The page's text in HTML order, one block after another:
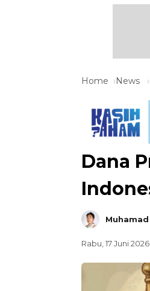
Home News
Dana
Muhamad
Rabu, 17 Juni